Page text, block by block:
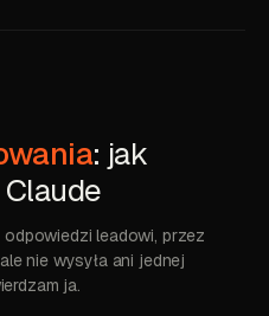
: jak
leadowi, przez
nie wysyła ani jednej
ja.